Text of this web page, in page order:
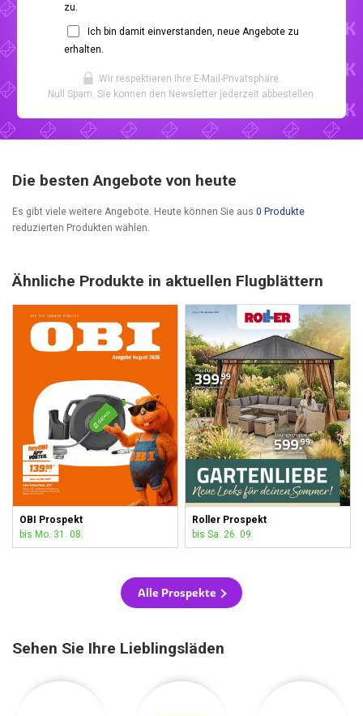
zu.
Ich bin damit einverstanden, neue Angebote zu
erhalten.
Wir respektieren Ihre E-Mail-Privatsphäre.
Null Spam. Sie können den Newsletter jederzeit abbestellen.
Die besten Angebote von heute
Es gibt viele weitere Angebote. Heute können Sie aus 0 Produkte
reduzierten Produkten wählen.
Ähnliche Produkte in aktuellen Flugblättern
OBI Prospekt
bis Mo. 31. 08.
Roller Prospekt
bis Sa. 26. 09.
Alle Prospekte
Sehen Sie Ihre Lieblingsläden